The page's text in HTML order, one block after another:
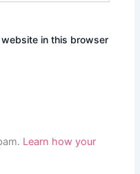
website in this browser
Learn how your